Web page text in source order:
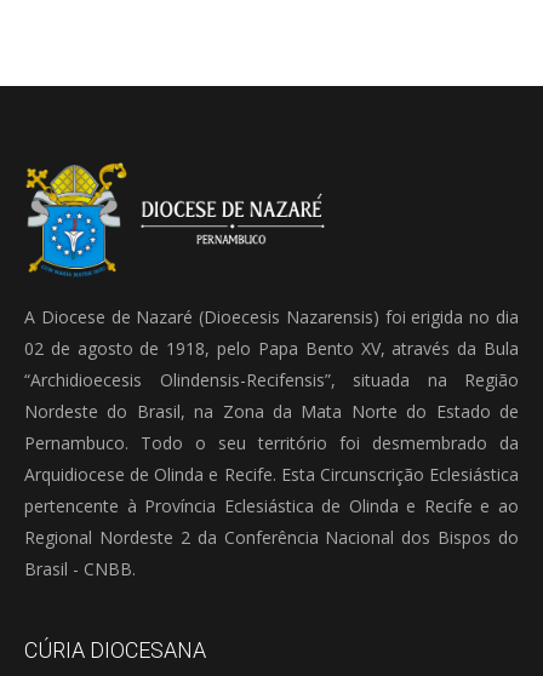
A Diocese de Nazaré (Dioecesis Nazarensis) foi erigida no dia
02 de agosto de 1918, pelo Papa Bento XV, através da Bula
“Archidioecesis Olindensis-Recifensis”, situada na Região
Nordeste do Brasil, na Zona da Mata Norte do Estado de
Pernambuco. Todo o seu território foi desmembrado da
Arquidiocese de Olinda e Recife. Esta Circunscrição Eclesiástica
pertencente à Província Eclesiástica de Olinda e Recife e ao
Regional Nordeste 2 da Conferência Nacional dos Bispos do
Brasil - CNBB.
CÚRIA DIOCESANA